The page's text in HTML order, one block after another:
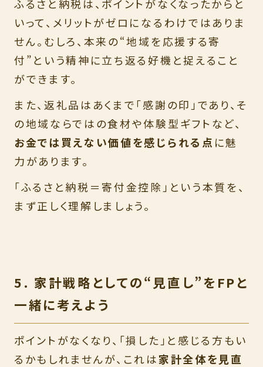
ふるさと納税は、ポイントがなくなったからと
いって、メリットがゼロになるわけではありま
せん。むしろ、本来の“地域を応援する寄
付”という精神に立ち返る好機と捉えること
ができます。
また、返礼品はあくまで「感謝の印」であり、そ
の地域ならではの食材や体験型ギフトなど、
お金では買えない価値を感じられる点 に魅
力があります。
「ふるさと納税＝寄付金控除」という本質を、
まず正しく理解しましょう。
5. 家計戦略としての“見直し”をFPと
一緒に考えよう
ポイントがなくなり、「損した」と感じる方もい
るかもしれませんが、これは家計全体を見直